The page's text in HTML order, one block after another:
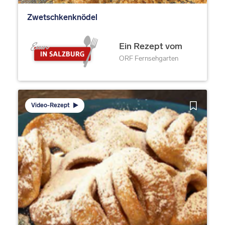
Zwetschkenknödel
Ein Rezept vom
ORF Fernsehgarten
Video-Rezept